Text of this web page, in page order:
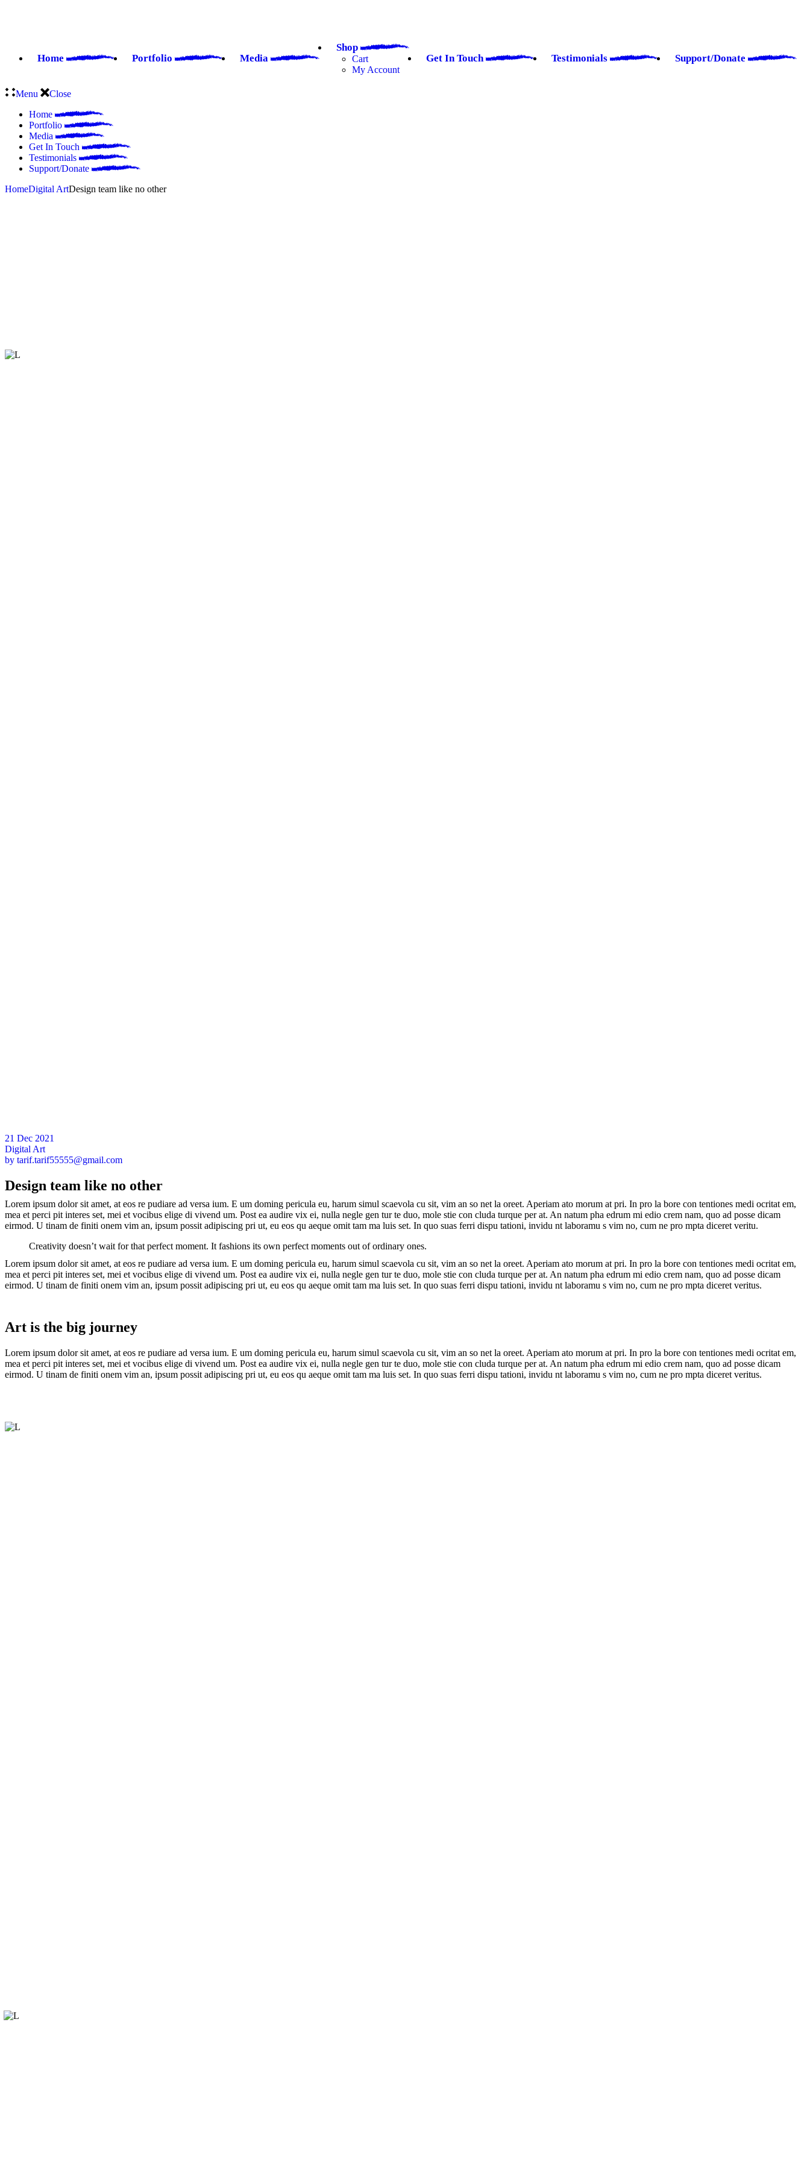
Home Portfolio Media
Shop
Cart
My Account
Get In Touch Testimonials Support/Donate
Menu
Close
Home
Portfolio
Media
Get In Touch
Testimonials
Support/Donate
HomeDigital ArtDesign team like no other
21 Dec 2021
Digital Art
by tarif.tarif55555@gmail.com
Design team like no other
Lorem ipsum dolor sit amet, at eos re pudiare ad versa ium. E um doming pericula eu, harum simul scaevola cu sit, vim an so net la oreet. Aperiam ato morum at pri. In pro la bore con tentiones medi ocritat em,
mea et perci pit interes set, mei et vocibus elige di vivend um. Post ea audire vix ei, nulla negle gen tur te duo, mole stie con cluda turque per at. An natum pha edrum mi edio crem nam, quo ad posse dicam
eirmod. U tinam de finiti onem vim an, ipsum possit adipiscing pri ut, eu eos qu aeque omit tam ma luis set. In quo suas ferri dispu tationi, invidu nt laboramu s vim no, cum ne pro mpta diceret veritu.
Creativity doesn’t wait for that perfect moment. It fashions its own perfect moments out of ordinary ones.
Lorem ipsum dolor sit amet, at eos re pudiare ad versa ium. E um doming pericula eu, harum simul scaevola cu sit, vim an so net la oreet. Aperiam ato morum at pri. In pro la bore con tentiones medi ocritat em,
mea et perci pit interes set, mei et vocibus elige di vivend um. Post ea audire vix ei, nulla negle gen tur te duo, mole stie con cluda turque per at. An natum pha edrum mi edio crem nam, quo ad posse dicam
eirmod. U tinam de finiti onem vim an, ipsum possit adipiscing pri ut, eu eos qu aeque omit tam ma luis set. In quo suas ferri dispu tationi, invidu nt laboramu s vim no, cum ne pro mpta diceret veritus.
Art is the big journey
Lorem ipsum dolor sit amet, at eos re pudiare ad versa ium. E um doming pericula eu, harum simul scaevola cu sit, vim an so net la oreet. Aperiam ato morum at pri. In pro la bore con tentiones medi ocritat em,
mea et perci pit interes set, mei et vocibus elige di vivend um. Post ea audire vix ei, nulla negle gen tur te duo, mole stie con cluda turque per at. An natum pha edrum mi edio crem nam, quo ad posse dicam
eirmod. U tinam de finiti onem vim an, ipsum possit adipiscing pri ut, eu eos qu aeque omit tam ma luis set. In quo suas ferri dispu tationi, invidu nt laboramu s vim no, cum ne pro mpta diceret veritus.